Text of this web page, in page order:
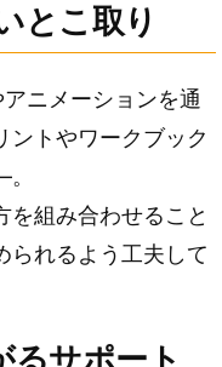
とこ取り
ニメーションを通
ントやワークブック
を組み合わせること
られるよう工夫して
るサポート